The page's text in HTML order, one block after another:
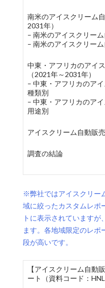
南米のアイスクリーム
2031年）
– 南米のアイスクリー
– 南米のアイスクリー
中東・アフリカのアイ
（2021年～2031年）
– 中東・アフリカのア
種類別
– 中東・アフリカのア
用途別
アイスクリーム自動販
調査の結論
※弊社ではアイスクリー
域に絞ったカスタムレポ
トに表示されていますが
ます。各地域限定のレポ
段が高いです。
【アイスクリーム自動
ート（資料コード：